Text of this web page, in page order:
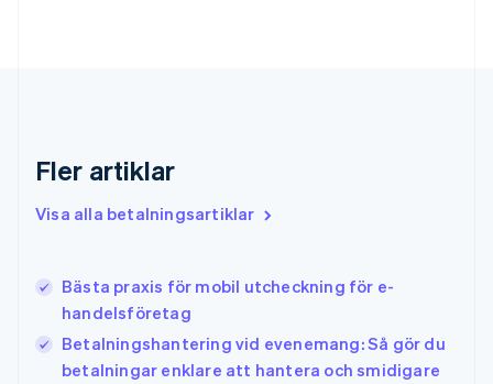
Fler artiklar
Visa alla betalningsartiklar
Bästa praxis för mobil utcheckning för e-
handelsföretag
Betalningshantering vid evenemang: Så gör du
betalningar enklare att hantera och smidigare
Hongkong SAR, Kina
English 简体中文
Indien
Italien
ItalianoEnglish
Japan
日本語 English